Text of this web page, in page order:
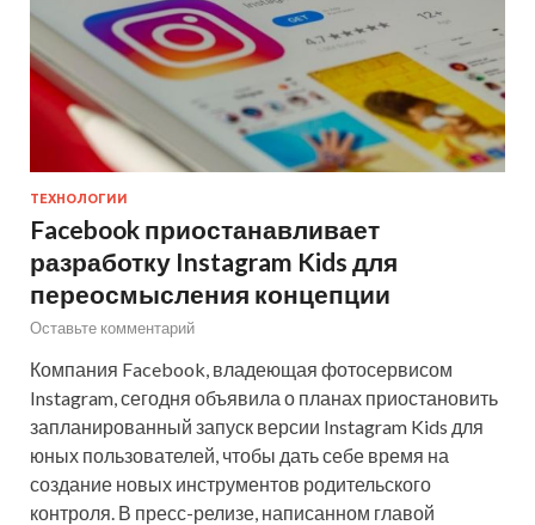
ТЕХНОЛОГИИ
Facebook приостанавливает
разработку Instagram Kids для
переосмысления концепции
Оставьте комментарий
Компания Facebook, владеющая фотосервисом
Instagram, сегодня объявила о планах приостановить
запланированный запуск версии Instagram Kids для
юных пользователей, чтобы дать себе время на
создание новых инструментов родительского
контроля. В пресс-релизе, написанном главой